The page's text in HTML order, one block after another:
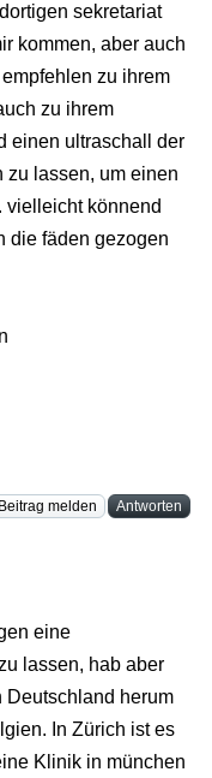
sekretariat
kommen, aber auch
zu ihrem
zu ihrem
einen ultraschall der
zu lassen, um einen
könnend
die fäden gezogen
Beitrag melden Antworten
eine
lassen, hab aber
Deutschland herum
In Zürich ist es
Klinik in münchen